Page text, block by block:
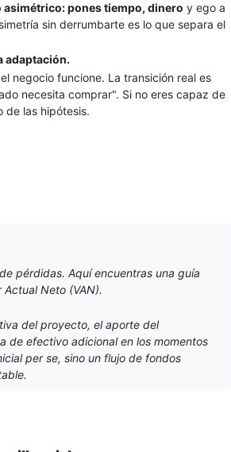
pones tiempo, dinero y ego a
sin derrumbarte es lo que separa el
adaptación.
negocio funcione. La transición real es
necesita comprar". Si no eres capaz de
de las hipótesis.
pérdidas. Aquí encuentras una guía
Neto (VAN).
del proyecto, el aporte del
de efectivo adicional en los momentos
per se, sino un flujo de fondos
cómo tratar el retorno al